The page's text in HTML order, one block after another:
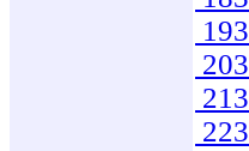
193
203
213
223